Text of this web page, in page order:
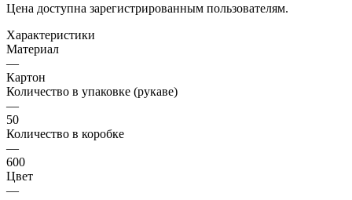
Цена доступна зарегистрированным пользователям.
Характеристики
Материал
—
Картон
Количество в упаковке (рукаве)
—
50
Количество в коробке
—
600
Цвет
—